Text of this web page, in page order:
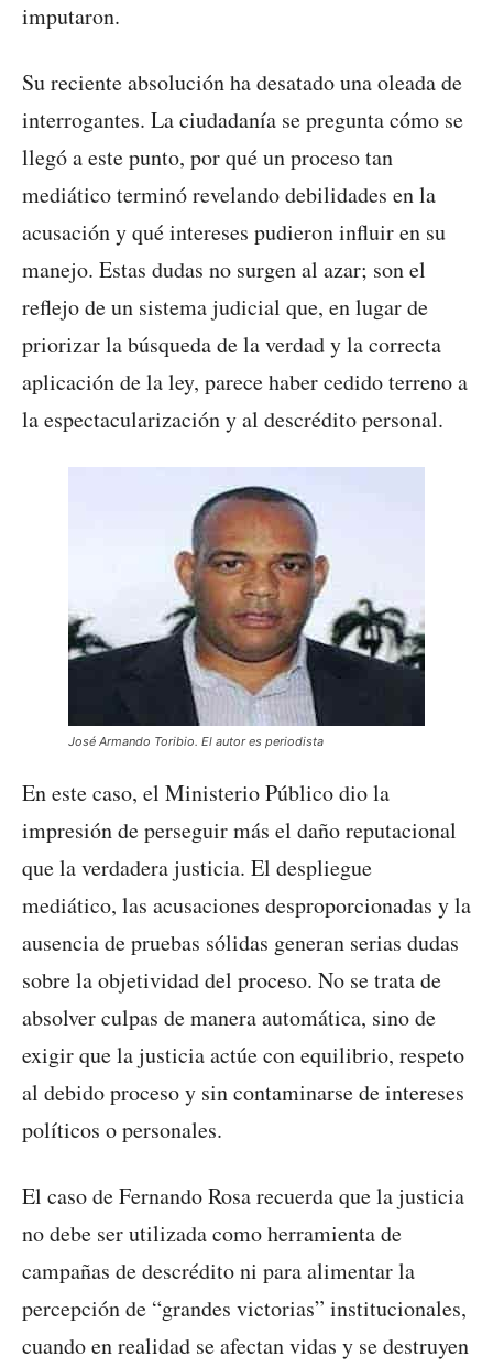
imputaron.
Su reciente absolución ha desatado una oleada de
interrogantes. La ciudadanía se pregunta cómo se
llegó a este punto, por qué un proceso tan
mediático terminó revelando debilidades en la
acusación y qué intereses pudieron influir en su
manejo. Estas dudas no surgen al azar; son el
reflejo de un sistema judicial que, en lugar de
priorizar la búsqueda de la verdad y la correcta
aplicación de la ley, parece haber cedido terreno a
la espectacularización y al descrédito personal.
José Armando Toribio. El autor es periodista
En este caso, el Ministerio Público dio la
impresión de perseguir más el daño reputacional
que la verdadera justicia. El despliegue
mediático, las acusaciones desproporcionadas y la
ausencia de pruebas sólidas generan serias dudas
sobre la objetividad del proceso. No se trata de
absolver culpas de manera automática, sino de
exigir que la justicia actúe con equilibrio, respeto
al debido proceso y sin contaminarse de intereses
políticos o personales.
El caso de Fernando Rosa recuerda que la justicia
no debe ser utilizada como herramienta de
campañas de descrédito ni para alimentar la
percepción de “grandes victorias” institucionales,
cuando en realidad se afectan vidas y se destruyen